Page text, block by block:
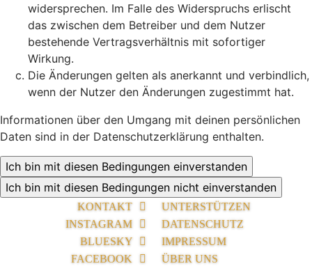
widersprechen. Im Falle des Widerspruchs erlischt
das zwischen dem Betreiber und dem Nutzer
bestehende Vertragsverhältnis mit sofortiger
Wirkung.
Die Änderungen gelten als anerkannt und verbindlich,
wenn der Nutzer den Änderungen zugestimmt hat.
Informationen über den Umgang mit deinen persönlichen
Daten sind in der Datenschutzerklärung enthalten.
KONTAKT
INSTAGRAM
BLUESKY
FACEBOOK
UNTERSTÜTZEN
DATENSCHUTZ
IMPRESSUM
ÜBER UNS